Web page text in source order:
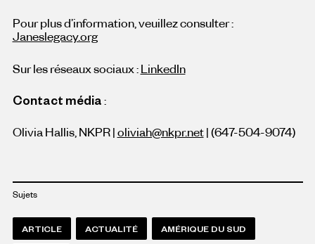
Pour plus d’information, veuillez consulter :
Janeslegacy.org
Sur les réseaux sociaux :LinkedIn
Contact média:
Olivia Hallis, NKPR |oliviah@nkpr.net| (647-504-9074)
Sujets
ARTICLE ACTUALITÉ AMÉRIQUE DU SUD